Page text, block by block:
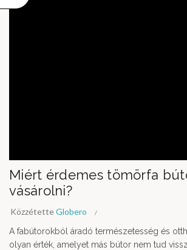
Miért érdemes tömörfa
vásárolni?
KözzétetteGlobero
A fabútorokból áradó természetesség és
olyan érték, amelyet más bútor nem tud